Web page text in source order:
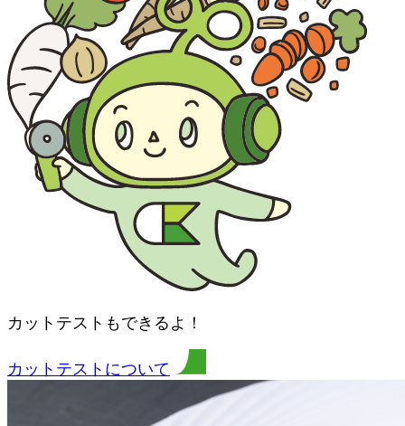
カットテストもできるよ！
カットテストについて